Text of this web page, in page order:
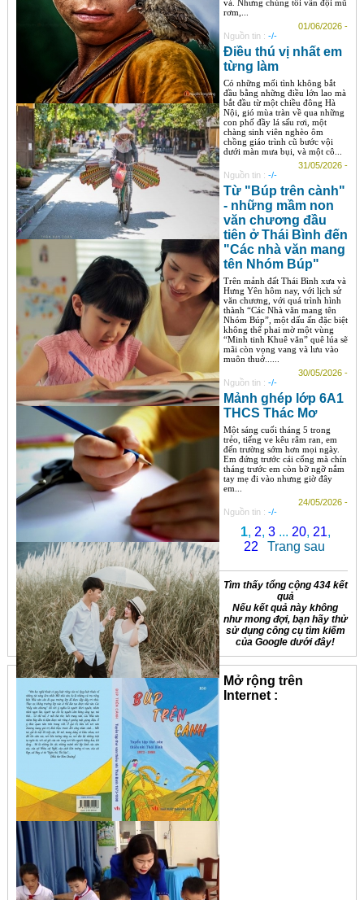
vả. Nhưng chúng tôi vẫn đội mũ
rơm,...
01/06/2026 -
Nguồn tin : -/-
Điều thú vị nhất em
từng làm
Có những mối tình không bắt
đầu bằng những điều lớn lao mà
bắt đầu từ một chiều đông Hà
Nội, gió mùa tràn về qua những
con phố đầy lá sấu rơi, một
chàng sinh viên nghèo ôm
chồng giáo trình cũ bước vội
dưới màn mưa bụi, và một cô...
31/05/2026 -
Nguồn tin : -/-
Từ "Búp trên cành"
- những mầm non
văn chương đầu
tiên ở Thái Bình đến
"Các nhà văn mang
tên Nhóm Búp"
Trên mảnh đất Thái Bình xưa và
Hưng Yên hôm nay, với lịch sử
văn chương, với quá trình hình
thành “Các Nhà văn mang tên
Nhóm Búp”, một dấu ấn đặc biệt
không thể phai mờ một vùng
“Minh tinh Khuê văn” quê lúa sẽ
mãi còn vọng vang và lưu vào
muôn thuở......
30/05/2026 -
Nguồn tin : -/-
Mảnh ghép lớp 6A1
THCS Thác Mơ
Một sáng cuối tháng 5 trong
trẻo, tiếng ve kêu râm ran, em
đến trường sớm hơn mọi ngày.
Em đứng trước cái cổng mà chín
tháng trước em còn bỡ ngỡ nắm
tay mẹ đi vào nhưng giờ đây
em...
24/05/2026 -
Nguồn tin : -/-
1, 2, 3... 20, 21,
22
Trang sau
Tìm thấy tổng cộng 434 kết
quả
Nếu kết quả này không
như mong đợi, bạn hãy thử
sử dụng công cụ tìm kiếm
của Google dưới đây!
Mở rộng trên
Internet :